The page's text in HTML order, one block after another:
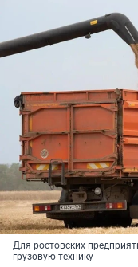
Для ростовских
грузовую технику